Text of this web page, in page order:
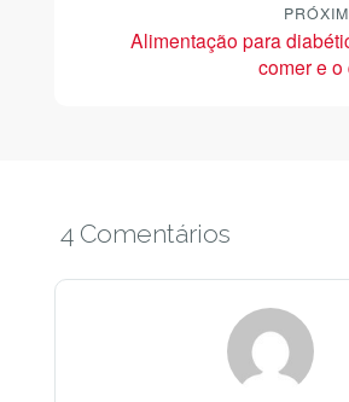
Alimentação para
comer e
4 Comentários